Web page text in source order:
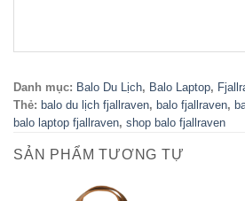
Danh mục: Balo Du Lịch, Balo Laptop,
Thẻ: balo du lịch fjallraven, balo fjallraven,
balo laptop fjallraven, shop balo fjallraven
SẢN PHẨM TƯƠNG TỰ